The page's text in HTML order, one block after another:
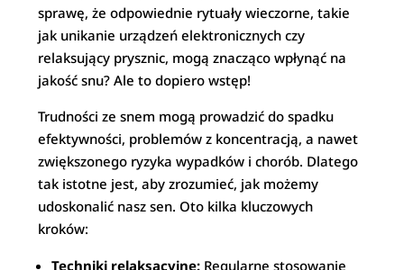
sprawę, że odpowiednie rytuały wieczorne, takie
jak unikanie urządzeń elektronicznych czy
relaksujący prysznic, mogą znacząco wpłynąć na
jakość snu? Ale to dopiero wstęp!
Trudności ze snem mogą prowadzić do spadku
efektywności, problemów z koncentracją, a nawet
zwiększonego ryzyka wypadków i chorób. Dlatego
tak istotne jest, aby zrozumieć, jak możemy
udoskonalić nasz sen. Oto kilka kluczowych
kroków:
Techniki relaksacyjne: Regularne stosowanie